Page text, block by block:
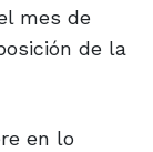
mes de
de la
en lo